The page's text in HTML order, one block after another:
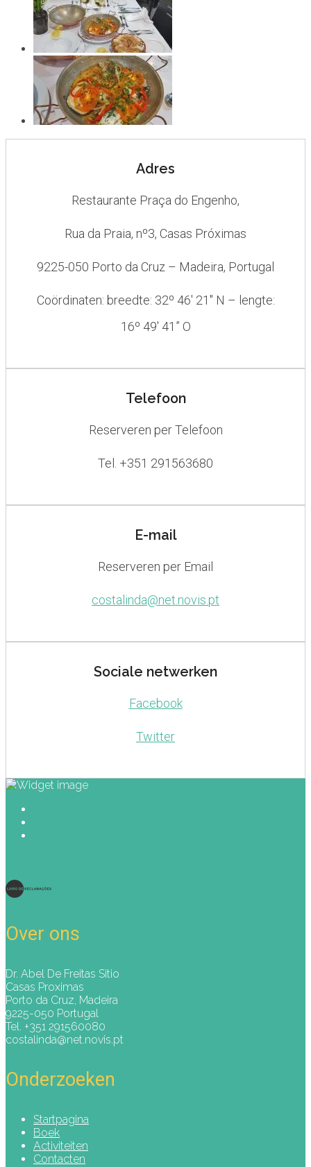
Adres
Restaurante Praça do Engenho,
Rua da Praia, nº3, Casas Próximas
9225-050 Porto da Cruz – Madeira, Portugal
Coördinaten: breedte: 32º 46′ 21″ N – lengte:
16º 49′ 41” O
Telefoon
Reserveren per Telefoon
Tel. +351 291563680
E-mail
Reserveren per Email
costalinda@net.novis.pt
Sociale netwerken
Facebook
Twitter
Over ons
Dr. Abel De Freitas Sitio
Casas Proximas
Porto da Cruz, Madeira
9225-050 Portugal
Tel. +351 291560080
costalinda@net.novis.pt
Onderzoeken
Startpagina
Boek
Activiteiten
Contacten